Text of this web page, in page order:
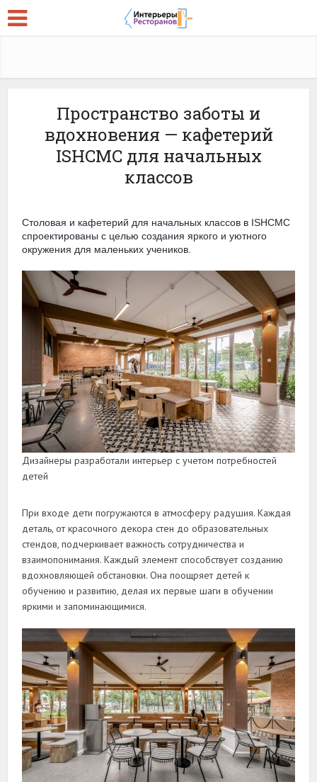
Пространство заботы и
вдохновения — кафетерий
ISHCMC для начальных
классов
Столовая и кафетерий для начальных классов в ISHCMC
спроектированы с целью создания яркого и уютного
окружения для маленьких учеников.
Дизайнеры разработали интерьер с учетом потребностей
детей
При входе дети погружаются в атмосферу радушия. Каждая
деталь, от красочного декора стен до образовательных
стендов, подчеркивает важность сотрудничества и
взаимопонимания. Каждый элемент способствует созданию
вдохновляющей обстановки. Она поощряет детей к
обучению и развитию, делая их первые шаги в обучении
яркими и запоминающимися.